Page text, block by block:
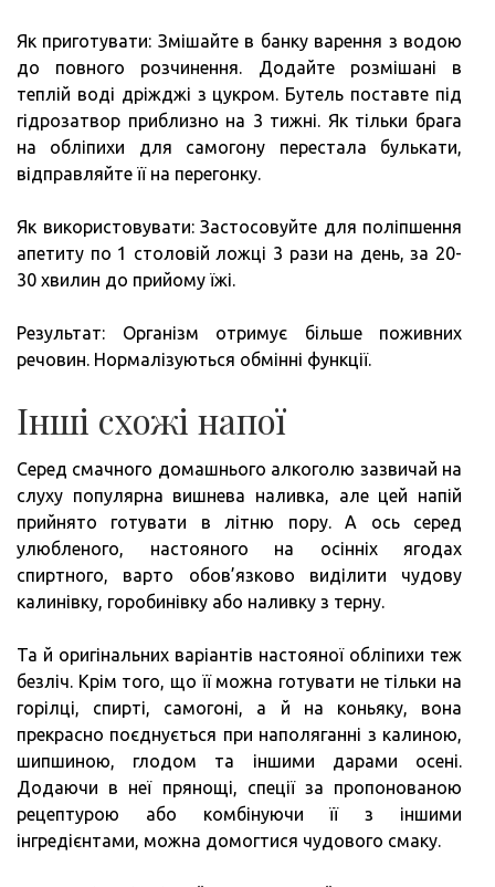
Як приготувати: Змішайте в банку варення з водою
до повного розчинення. Додайте розмішані в
теплій воді дріжджі з цукром. Бутель поставте під
гідрозатвор приблизно на 3 тижні. Як тільки брага
на обліпихи для самогону перестала булькати,
відправляйте її на перегонку.
Як використовувати: Застосовуйте для поліпшення
апетиту по 1 столовій ложці 3 рази на день, за 20-
30 хвилин до прийому їжі.
Результат: Організм отримує більше поживних
речовин. Нормалізуються обмінні функції.
Інші схожі напої
Серед смачного домашнього алкоголю зазвичай на
слуху популярна вишнева наливка, але цей напій
прийнято готувати в літню пору. А ось серед
улюбленого, настояного на осінніх ягодах
спиртного, варто обов’язково виділити чудову
калинівку, горобинівку або наливку з терну.
Та й оригінальних варіантів настояної обліпихи теж
безліч. Крім того, що її можна готувати не тільки на
горілці, спирті, самогоні, а й на коньяку, вона
прекрасно поєднується при наполяганні з калиною,
шипшиною, глодом та іншими дарами осені.
Додаючи в неї прянощі, спеції за пропонованою
рецептурою або комбінуючи її з іншими
інгредієнтами, можна домогтися чудового смаку.